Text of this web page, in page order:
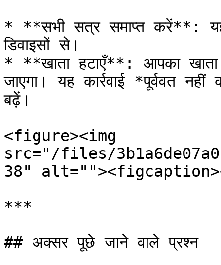
* **सभी सत्र समाप्त करें**:
डिवाइसों से।
* **खाता हटाएँ**: आपका
जाएगा। यह कार्रवाई *पूर्ववत
बढ़ें।
<figure><img
src="/files/
38"
***
## अक्सर पूछे जाने वाले प्रश्न